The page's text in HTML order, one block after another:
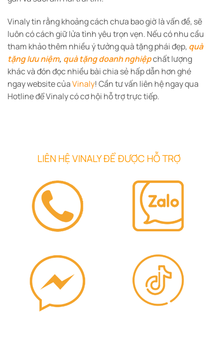
Vinaly tin rằng khoảng cách chưa bao giờ là vấn đề, sẽ
luôn có cách giữ lửa tình yêu trọn vẹn. Nếu có nhu cầu
tham khảo thêm nhiều ý tưởng quà tặng phái đẹp, quà
tặng lưu niệm, quà tặng doanh nghiệpchất lượng
khác và đón đọc nhiều bài chia sẻ hấp dẫn hơn ghé
ngay website củaVinaly! Cần tư vấn liên hệ ngay qua
Hotline để Vinaly có cơ hội hỗ trợ trực tiếp.
LIÊN HỆ VINALY ĐỂ ĐƯỢC HỖ TRỢ